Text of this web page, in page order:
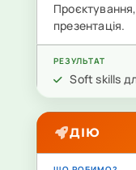
презентація.
Soft skills
ДІЮ